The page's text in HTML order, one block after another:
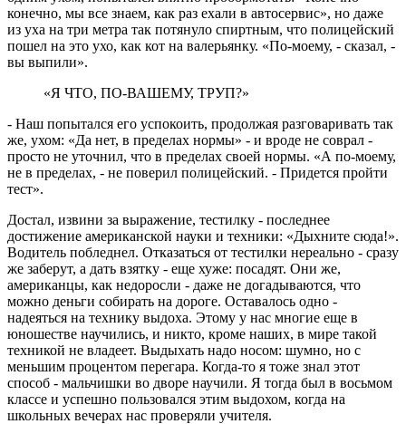
конечно, мы все знаем, как раз ехали в автосервис», но даже
из уха на три метра так потянуло спиртным, что полицейский
пошел на это ухо, как кот на валерьянку. «По-моему, - сказал, -
вы выпили».
«Я ЧТО, ПО-ВАШЕМУ, ТРУП?»
- Наш попытался его успокоить, продолжая разговаривать так
же, ухом: «Да нет, в пределах нормы» - и вроде не соврал -
просто не уточнил, что в пределах своей нормы. «А по-моему,
не в пределах, - не поверил полицейский. - Придется пройти
тест».
Достал, извини за выражение, тестилку - последнее
достижение американской науки и техники: «Дыхните сюда!».
Водитель побледнел. Отказаться от тестилки нереально - сразу
же заберут, а дать взятку - еще хуже: посадят. Они же,
американцы, как недоросли - даже не догадываются, что
можно деньги собирать на дороге. Оставалось одно -
надеяться на технику выдоха. Этому у нас многие еще в
юношестве научились, и никто, кроме наших, в мире такой
техникой не владеет. Выдыхать надо носом: шумно, но с
меньшим процентом перегара. Когда-то я тоже знал этот
способ - мальчишки во дворе научили. Я тогда был в восьмом
классе и успешно пользовался этим выдохом, когда на
школьных вечерах нас проверяли учителя.